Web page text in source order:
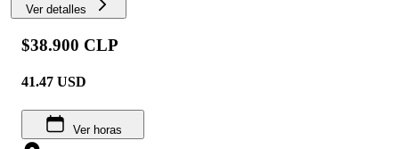
Ver detalles
$38.900 CLP
41.47 USD
Ver horas